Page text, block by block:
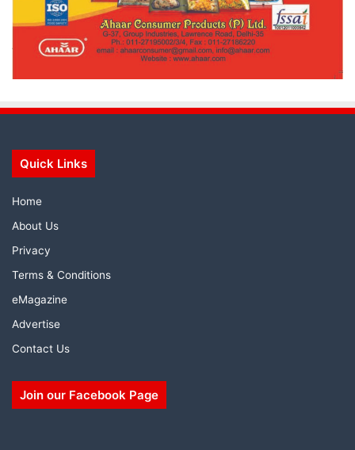
Quick Links
Home
About Us
Privacy
Terms & Conditions
eMagazine
Advertise
Contact Us
Join our Facebook Page